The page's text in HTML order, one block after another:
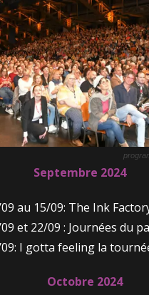
Septembre 2024
au 15/09: The Ink
et 22/09 : Journées du
I gotta feeling la
Octobre 2024